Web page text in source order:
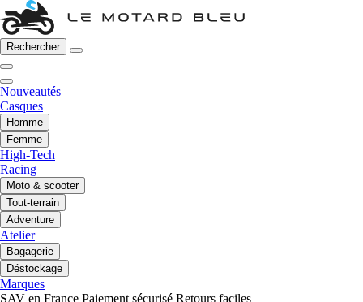
Rechercher
Nouveautés
Casques
Homme
Femme
High-Tech
Racing
Moto & scooter
Tout-terrain
Adventure
Atelier
Bagagerie
Déstockage
Marques
SAV en France Paiement sécurisé Retours faciles